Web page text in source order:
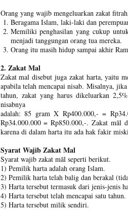
Orang yang wajib mengeluarkan zakat
Beragama Islam, laki-laki dan
Memiliki penghasilan yang cukup
menjadi tanggungan orang tua mereka.
Orang itu masih hidup sampai akhir
2. Zakat Mal
Zakat mal disebut juga zakat harta, yaitu
apabila telah mencapai nisab. Misalnya,
tahun, zakat yang harus dikeluarkan
nisabnya
adalah: 85 gram X Rp400.000,- =
Rp34.000.000 = Rp850.000,-. Zakat māl
karena di dalam harta itu ada hak fakir
Syarat Wajib Zakat Mal
Syarat wajib zakat māl seperti berikut.
1) Pemilik harta adalah orang Islam.
2) Pemilik harta telah balig dan berakal
3) Harta tersebut termasuk dari jenis-jenis
4) Harta tersebut telah mencapai satu tahun.
5) Harta tersebut milik sendiri.